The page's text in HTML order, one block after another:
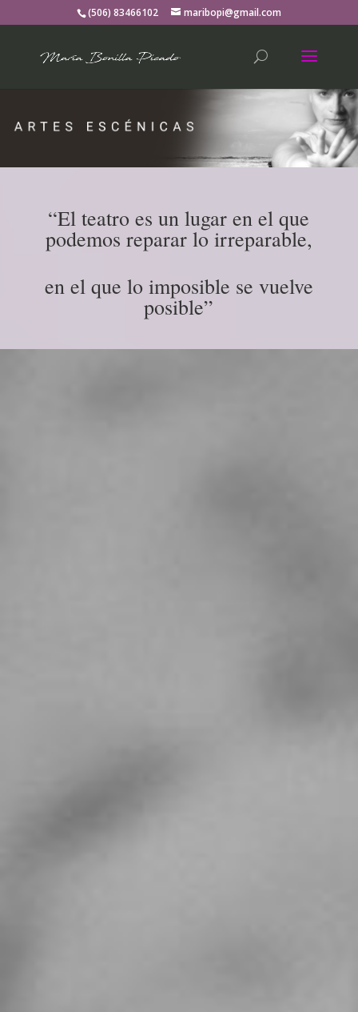
(506) 83466102 maribopi@gmail.com
“El teatro es un lugar en el que
podemos reparar lo irreparable,
en el que lo imposible se vuelve
posible”